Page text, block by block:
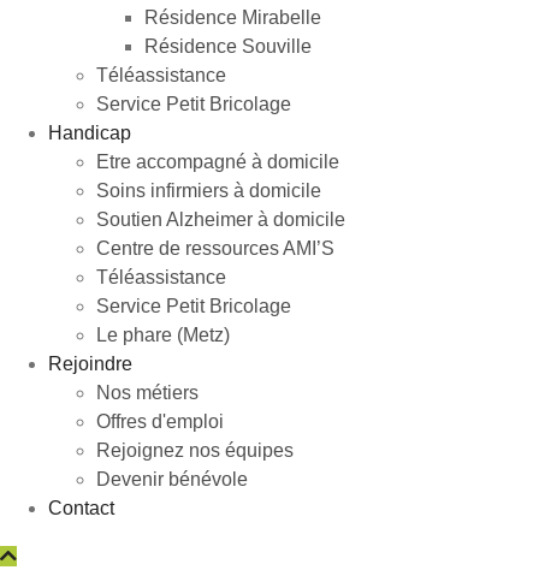
Résidence Mirabelle
Résidence Souville
Téléassistance
Service Petit Bricolage
Handicap
Etre accompagné à domicile
Soins infirmiers à domicile
Soutien Alzheimer à domicile
Centre de ressources AMI’S
Téléassistance
Service Petit Bricolage
Le phare (Metz)
Rejoindre
Nos métiers
Offres d'emploi
Rejoignez nos équipes
Devenir bénévole
Contact